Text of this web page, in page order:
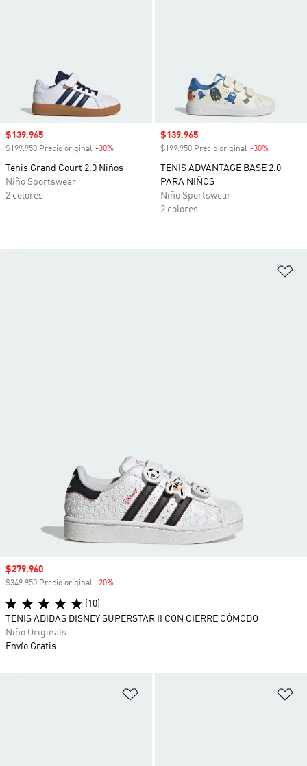
Precio de venta
$139.965
$199.950 Precio original -30%
Tenis Grand Court 2.0 Niños
Niño Sportswear
2 colores
Precio de venta
$139.965
$199.950 Precio original -30%
TENIS ADVANTAGE BASE 2.0
PARA NIÑOS
Niño Sportswear
2 colores
Precio de venta
$279.960
$349.950 Precio original -20%
(10)
TENIS ADIDAS DISNEY SUPERSTAR II CON CIERRE CÓMODO
Niño Originals
Envío Gratis